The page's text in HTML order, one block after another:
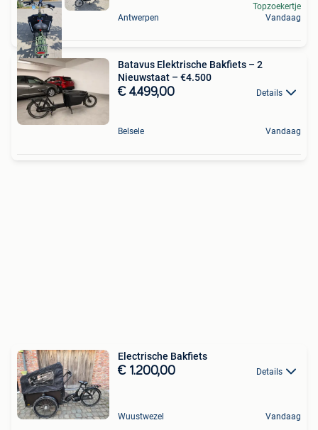
Antwerpen
Topzoekertje
Vandaag
Batavus Elektrische Bakfiets – 2
Nieuwstaat – €4.500
€ 4.499,00 Details
Belsele Vandaag
Electrische Bakfiets
€ 1.200,00 Details
Wuustwezel Vandaag